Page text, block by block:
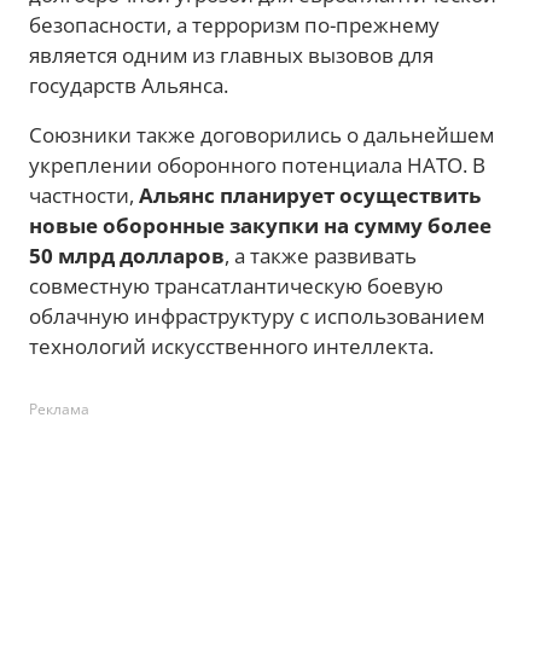
безопасности, а терроризм по-прежнему
является одним из главных вызовов для
государств Альянса.
Союзники также договорились о дальнейшем
укреплении оборонного потенциала НАТО. В
частности, Альянс планирует осуществить
новые оборонные закупки на сумму более
50 млрд долларов, а также развивать
совместную трансатлантическую боевую
облачную инфраструктуру с использованием
технологий искусственного интеллекта.
Реклама